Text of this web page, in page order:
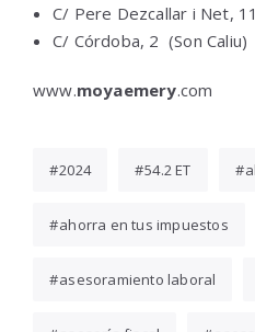
C/ Pere Dezcallar i Net,
C/ Córdoba, 2 (Son Caliu)
www.moyaemery.com
2024 54.2 ET
ahorra en tus impuestos
asesoramiento laboral